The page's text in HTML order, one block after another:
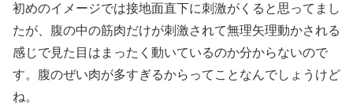
初めのイメージでは接地面直下に刺激がくると思ってまし
たが、腹の中の筋肉だけが刺激されて無理矢理動かされる
感じで見た目はまったく動いているのか分からないので
す。腹のぜい肉が多すぎるからってことなんでしょうけど
ね。